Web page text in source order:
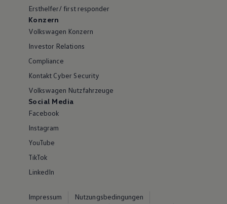
Ersthelfer/ first responder
Konzern
Volkswagen Konzern
Investor Relations
Compliance
Kontakt Cyber Security
Volkswagen Nutzfahrzeuge
Social Media
Facebook
Instagram
YouTube
TikTok
LinkedIn
Impressum
Nutzungsbedingungen